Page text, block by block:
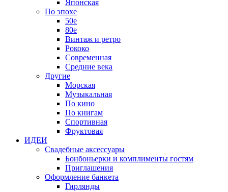
Японская
По эпохе
50е
80е
Винтаж и ретро
Рококо
Современная
Средние века
Другие
Морская
Музыкальная
По кино
По книгам
Спортивная
Фруктовая
ИДЕИ
Свадебные аксессуары
Бонбоньерки и комплименты гостям
Приглашения
Оформление банкета
Гирлянды